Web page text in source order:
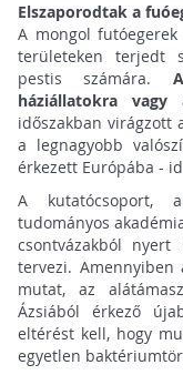
Elszaporodtak a
A mongol
területeken terjedt
pestis számára.
háziállatokra vagy
időszakban virágzott
a legnagyobb
érkezett Európába -
A kutatócsoport,
tudományos
csontvázakból nyert
tervezi. Amennyiben
mutat, az
Ázsiából érkező
eltérést kell, hogy
egyetlen